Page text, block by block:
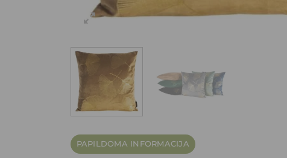
PAPILDOMA INFORMACIJA